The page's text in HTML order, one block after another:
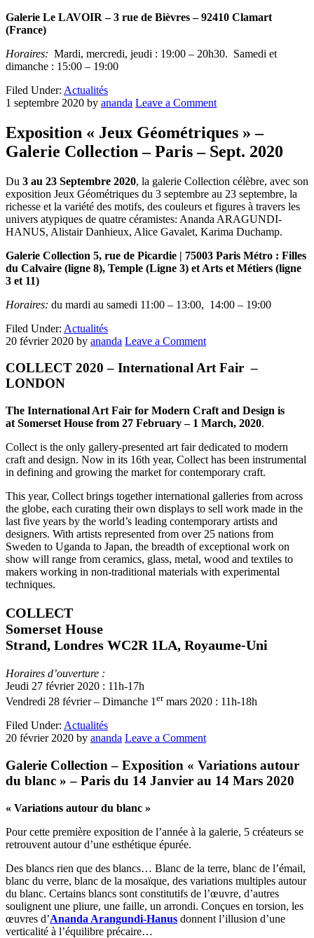
Galerie Le LAVOIR – 3 rue de Bièvres – 92410 Clamart
(France)
Horaires: Mardi, mercredi, jeudi : 19:00 – 20h30. Samedi et
dimanche : 15:00 – 19:00
Filed Under: Actualités
1 septembre 2020 by ananda Leave a Comment
Exposition « Jeux Géométriques » –
Galerie Collection – Paris – Sept. 2020
Du 3 au 23 Septembre 2020, la galerie Collection célèbre, avec son
exposition Jeux Géométriques du 3 septembre au 23 septembre, la
richesse et la variété des motifs, des couleurs et figures à travers les
univers atypiques de quatre céramistes: Ananda ARAGUNDI-
HANUS, Alistair Danhieux, Alice Gavalet, Karima Duchamp.
Galerie Collection 5, rue de Picardie | 75003 Paris Métro : Filles
du Calvaire (ligne 8), Temple (Ligne 3) et Arts et Métiers (ligne
3 et 11)
Horaires: du mardi au samedi 11:00 – 13:00, 14:00 – 19:00
Filed Under: Actualités
20 février 2020 by ananda Leave a Comment
COLLECT 2020 – International Art Fair –
LONDON
The International Art Fair for Modern Craft and Design is
at Somerset House from 27 February – 1 March, 2020.
Collect is the only gallery-presented art fair dedicated to modern
craft and design. Now in its 16th year, Collect has been instrumental
in defining and growing the market for contemporary craft.
This year, Collect brings together international galleries from across
the globe, each curating their own displays to sell work made in the
last five years by the world’s leading contemporary artists and
designers. With artists represented from over 25 nations from
Sweden to Uganda to Japan, the breadth of exceptional work on
show will range from ceramics, glass, metal, wood and textiles to
makers working in non-traditional materials with experimental
techniques.
COLLECT
Somerset House
Strand, Londres WC2R 1LA, Royaume-Uni
Horaires d’ouverture :
Jeudi 27 février 2020 : 11h-17h
Vendredi 28 février – Dimanche 1 ermars 2020 : 11h-18h
Filed Under: Actualités
20 février 2020 by ananda Leave a Comment
Galerie Collection – Exposition « Variations autour
du blanc » – Paris du 14 Janvier au 14 Mars 2020
« Variations autour du blanc »
Pour cette première exposition de l’année à la galerie, 5 créateurs se
retrouvent autour d’une esthétique épurée.
Des blancs rien que des blancs… Blanc de la terre, blanc de l’émail,
blanc du verre, blanc de la mosaïque, des variations multiples autour
du blanc. Certains blancs sont constitutifs de l’œuvre, d’autres
soulignent une pliure, une faille, un arrondi. Conçues en torsion, les
œuvres d’Ananda Arangundi-Hanus donnent l’illusion d’une
verticalité à l’équilibre précaire…